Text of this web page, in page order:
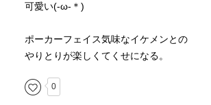
可愛い(-ω-＊)
ポーカーフェイス気味なイケメンとの
やりとりが楽しくてくせになる。
0